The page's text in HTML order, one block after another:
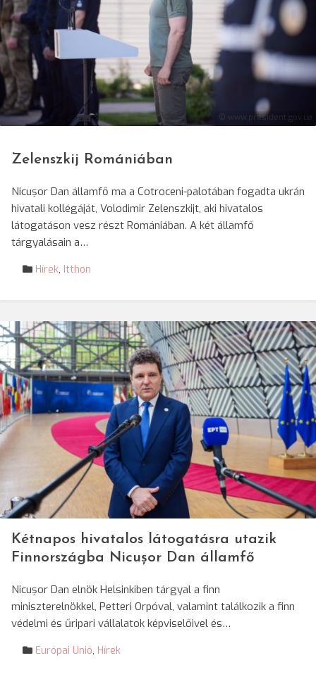
© www.president.gov.ua
Zelenszkij Romániában
Nicușor Dan államfő ma a Cotroceni-palotában fogadta ukrán
hivatali kollégáját, Volodimir Zelenszkijt, aki hivatalos
látogatáson vesz részt Romániában. A két államfő
tárgyalásain a…
Hírek, Itthon
Kétnapos hivatalos látogatásra utazik
Finnországba Nicușor Dan államfő
Nicușor Dan elnök Helsinkiben tárgyal a finn
miniszterelnökkel, Petteri Orpóval, valamint találkozik a finn
védelmi és űripari vállalatok képviselőivel és…
Európai Unió, Hírek